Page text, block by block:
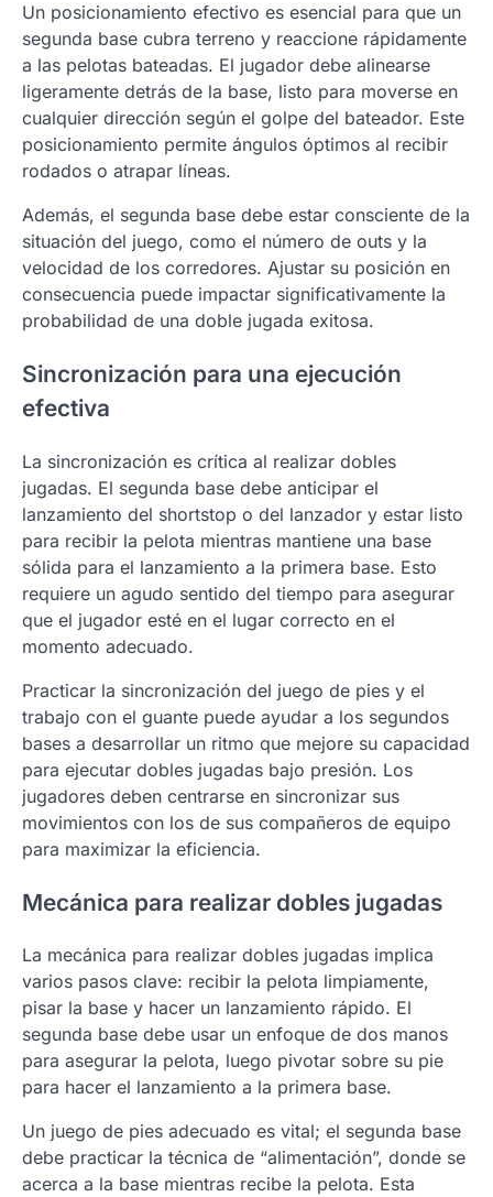
Un posicionamiento efectivo es esencial para que un
segunda base cubra terreno y reaccione rápidamente
a las pelotas bateadas. El jugador debe alinearse
ligeramente detrás de la base, listo para moverse en
cualquier dirección según el golpe del bateador. Este
posicionamiento permite ángulos óptimos al recibir
rodados o atrapar líneas.
Además, el segunda base debe estar consciente de la
situación del juego, como el número de outs y la
velocidad de los corredores. Ajustar su posición en
consecuencia puede impactar significativamente la
probabilidad de una doble jugada exitosa.
Sincronización para una ejecución
efectiva
La sincronización es crítica al realizar dobles
jugadas. El segunda base debe anticipar el
lanzamiento del shortstop o del lanzador y estar listo
para recibir la pelota mientras mantiene una base
sólida para el lanzamiento a la primera base. Esto
requiere un agudo sentido del tiempo para asegurar
que el jugador esté en el lugar correcto en el
momento adecuado.
Practicar la sincronización del juego de pies y el
trabajo con el guante puede ayudar a los segundos
bases a desarrollar un ritmo que mejore su capacidad
para ejecutar dobles jugadas bajo presión. Los
jugadores deben centrarse en sincronizar sus
movimientos con los de sus compañeros de equipo
para maximizar la eficiencia.
Mecánica para realizar dobles jugadas
La mecánica para realizar dobles jugadas implica
varios pasos clave: recibir la pelota limpiamente,
pisar la base y hacer un lanzamiento rápido. El
segunda base debe usar un enfoque de dos manos
para asegurar la pelota, luego pivotar sobre su pie
para hacer el lanzamiento a la primera base.
Un juego de pies adecuado es vital; el segunda base
debe practicar la técnica de “alimentación”, donde se
acerca a la base mientras recibe la pelota. Esta